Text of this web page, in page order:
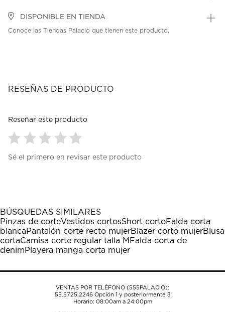
DISPONIBLE EN TIENDA
Conoce las Tiendas Palacio que tienen este producto.
RESEÑAS DE PRODUCTO
Reseñar este producto
para
1
estrella
Esta
acción
abrirá
el
de
para
estrellas.
Esta
acción
abrirá
el
de
para
estrellas.
Esta
acción
abrirá
el
de
para
estrellas.
Esta
acción
abrirá
el
de
para
estrellas.
Esta
acción
abrirá
el
de
Sé el primero en revisar este producto
BÚSQUEDAS SIMILARES
Pinzas de corteVestidos cortosShort cortoFalda corta
blancaPantalón corte recto mujerBlazer corto mujerBlusa
cortaCamisa corte regular talla M Falda corta de
denimPlayera manga corta mujer
VENTAS POR TELÉFONO (555PALACIO):
55.5725.2246Opción 1 y posteriormente 3
Horario: 08:00am a 24:00pm